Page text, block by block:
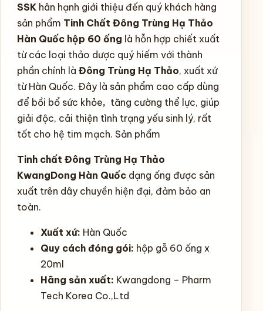
SSK hân hạnh giới thiệu đến quý khách hàng
sản phẩm Tinh Chất Đông Trùng Hạ Thảo
Hàn Quốc hộp 60 ống là hỗn hợp chiết xuất
từ các loại thảo dược quý hiếm với thành
phần chính là Đông Trùng Hạ Thảo, xuất xứ
từ Hàn Quốc. Đây là sản phẩm cao cấp dùng
để bồi bổ sức khỏe, tăng cường thể lực, giúp
giải độc, cải thiện tình trạng yếu sinh lý, rất
tốt cho hệ tim mạch. Sản phẩm
Tinh chất Đông Trùng Hạ Thảo
KwangDong Hàn Quốc dạng ống được sản
xuất trên dây chuyền hiện đại, đảm bảo an
toàn.
Xuất xứ: Hàn Quốc
Quy cách đóng gói: hộp gỗ 60 ống x
20ml
Hãng sản xuất: Kwangdong – Pharm
Tech Korea Co.,Ltd